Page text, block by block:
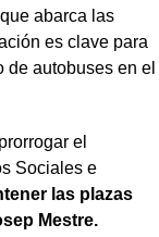
abarca las
es clave para
autobuses en el
el
Sociales e
las plazas
Mestre.